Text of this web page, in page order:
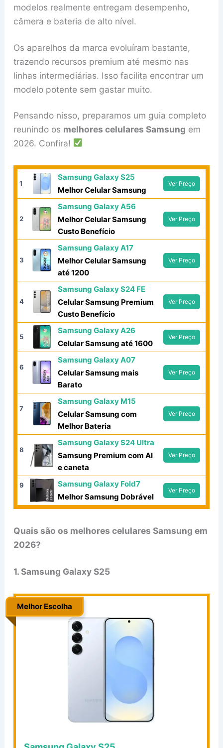
modelos realmente entregam desempenho,
câmera e bateria de alto nível.
Os aparelhos da marca evoluíram bastante,
trazendo recursos premium até mesmo nas
linhas intermediárias. Isso facilita encontrar um
modelo potente sem gastar muito.
Pensando nisso, preparamos um guia completo
reunindo os melhores celulares Samsung em
2026. Confira!
1
Samsung Galaxy S25
Melhor Celular Samsung
Ver Preço
2
Samsung Galaxy A56
Melhor Celular Samsung
Custo Benefício
Ver Preço
3
Samsung Galaxy A17
Melhor Celular Samsung
até 1200
Ver Preço
4
Samsung Galaxy S24 FE
Celular Samsung Premium
Custo Benefício
Ver Preço
5
Samsung Galaxy A26
Celular Samsung até 1600
Ver Preço
6
Samsung Galaxy A07
Celular Samsung mais
Barato
Ver Preço
7
Samsung Galaxy M15
Celular Samsung com
Melhor Bateria
Ver Preço
8
Samsung Galaxy S24 Ultra
Samsung Premium com AI
e caneta
Ver Preço
9
Samsung Galaxy Fold7
Melhor Samsung Dobrável
Ver Preço
Quais são os melhores celulares Samsung em
2026?
1. Samsung Galaxy S25
..
Melhor Escolha